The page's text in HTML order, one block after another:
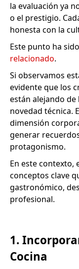
la evaluación ya
o el prestigio.
honesta con la
Este punto ha
relacionado.
Si observamos
evidente que los
están alejando de
novedad técnica.
dimensión
generar
protagonismo.
En este contexto,
conceptos clave
gastronómico,
profesional.
1.
Cocina